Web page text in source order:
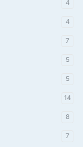
4
4
7
5
5
14
8
7